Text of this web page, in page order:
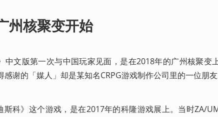
州核聚变开始
中文版第一次与中国玩家见面，是在2018年的广州核聚变
谢的「媒人」却是某知名CRPG游戏制作公司里的一位朋友
斯科》这个游戏，是在2017年的科隆游戏展上。当时ZA/